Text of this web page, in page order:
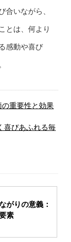
合いながら、
とは、何より
感動や喜び
重要性と効果
喜びあふれる毎
がりの意義：
素